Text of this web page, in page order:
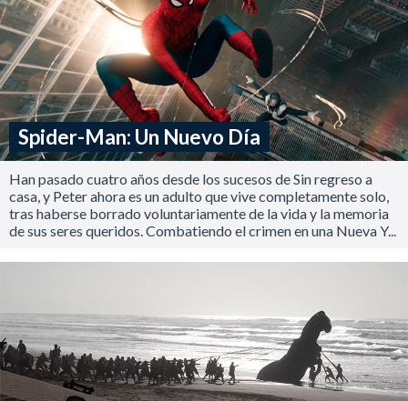
Spider-Man: Un Nuevo Día
Han pasado cuatro años desde los sucesos de Sin regreso a
casa, y Peter ahora es un adulto que vive completamente solo,
tras haberse borrado voluntariamente de la vida y la memoria
de sus seres queridos. Combatiendo el crimen en una Nueva Y...